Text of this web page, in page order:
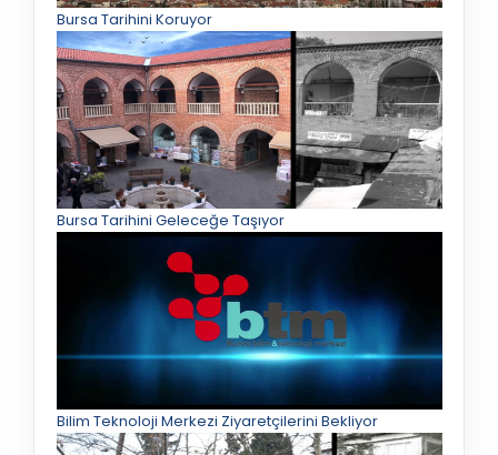
Bursa Tarihini Koruyor
Bursa Tarihini Geleceğe Taşıyor
Bilim Teknoloji Merkezi Ziyaretçilerini Bekliyor